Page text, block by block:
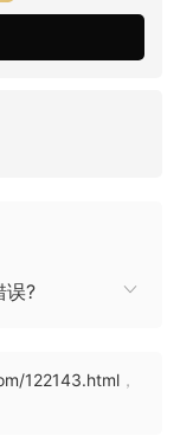
误?
122143.html ，